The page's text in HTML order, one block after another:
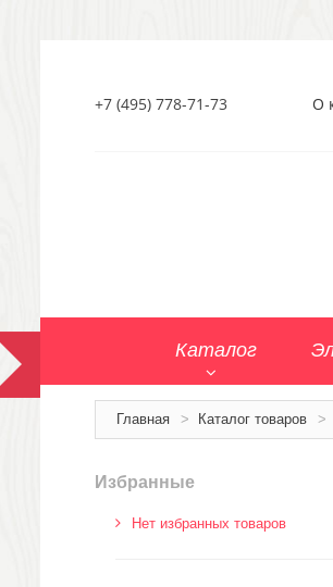
+7 (495) 778-71-73 О
Каталог
Главная > Каталог товаров >
Избранные
Нет избранных товаров